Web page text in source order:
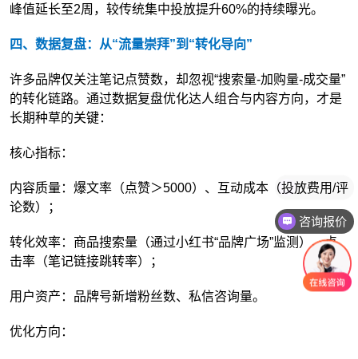
峰值延长至2周，较传统集中投放提升60%的持续曝光。
四、数据复盘：从“流量崇拜”到“转化导向”
许多品牌仅关注笔记点赞数，却忽视“搜索量-加购量-成交量”
的转化链路。通过数据复盘优化达人组合与内容方向，才是
长期种草的关键：
核心指标：
内容质量：爆文率（点赞＞5000）、互动成本（投放费用/评
论数）；
转化效率：商品搜索量（通过小红书“品牌广场”监测）、点
击率（笔记链接跳转率）；
用户资产：品牌号新增粉丝数、私信咨询量。
优化方向：
咨询报价